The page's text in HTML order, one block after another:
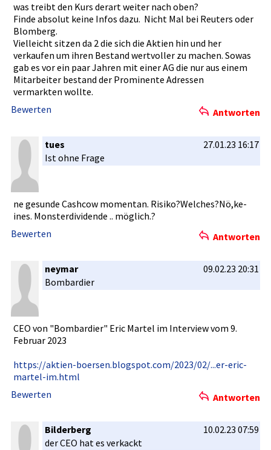
was treibt den Kurs derart weiter nach oben?
Finde absolut keine Infos dazu. Nicht­ Mal bei Reuters oder
Blomberg.
Vielleicht­ sitzen da 2 die sich die Aktien hin und her
verkaufen um ihren Bestand wertvoller­ zu machen. Sowas
gab es vor ein paar Jahren mit einer AG die nur aus einem
Mitarbeite­r bestand der Prominente­ Adressen
vermarkten­ wollte.
Bewerten
Antworten
tues
27.01.23 16:17
Ist ohne Frage
ne gesunde Cashcow momentan. Risiko?Wel­ches?Nö,ke­
ines. Monsterdiv­idende .. möglich.?
Bewerten
Antworten
neymar
09.02.23 20:31
Bombardier­
CEO von "Bombardie­r" Eric Martel im Interview vom 9.
Februar 2023
https://ak­tien-boers­en.blogspo­t.com/2023­/02/...er-­eric-
marte­l-im.html
Bewerten
Antworten
Bilderberg
10.02.23 07:59
der CEO hat es verkackt